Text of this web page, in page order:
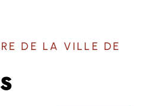
DE LA VILLE DE